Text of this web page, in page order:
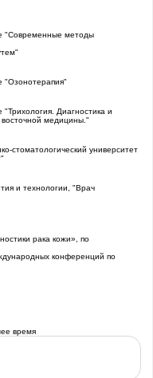
"Современные методы
"Озонотерапия"
Диагностика и
медицины."
стоматологический университет
и технологии, "Врач
рака кожи», по
конференций по
время